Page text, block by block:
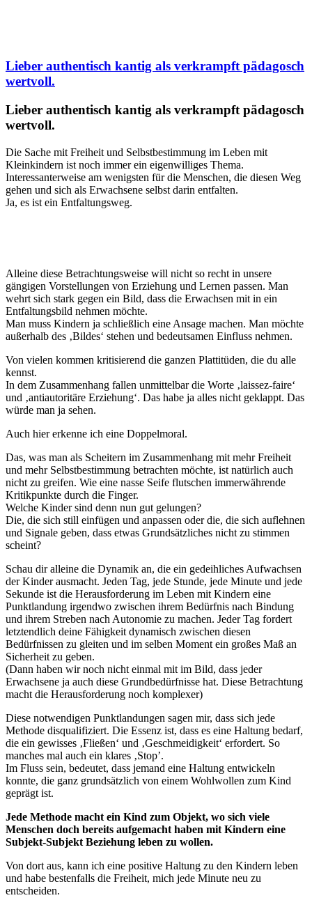
Lieber authentisch kantig als verkrampft pädagosch
wertvoll.
Lieber authentisch kantig als verkrampft pädagosch
wertvoll.
Die Sache mit Freiheit und Selbstbestimmung im Leben mit
Kleinkindern ist noch immer ein eigenwilliges Thema.
Interessanterweise am wenigsten für die Menschen, die diesen Weg
gehen und sich als Erwachsene selbst darin entfalten.
Ja, es ist ein Entfaltungsweg.
Alleine diese Betrachtungsweise will nicht so recht in unsere
gängigen Vorstellungen von Erziehung und Lernen passen. Man
wehrt sich stark gegen ein Bild, dass die Erwachsen mit in ein
Entfaltungsbild nehmen möchte.
Man muss Kindern ja schließlich eine Ansage machen. Man möchte
außerhalb des ‚Bildes‘ stehen und bedeutsamen Einfluss nehmen.
Von vielen kommen kritisierend die ganzen Plattitüden, die du alle
kennst.
In dem Zusammenhang fallen unmittelbar die Worte ‚laissez-faire‘
und ‚antiautoritäre Erziehung‘. Das habe ja alles nicht geklappt. Das
würde man ja sehen.
Auch hier erkenne ich eine Doppelmoral.
Das, was man als Scheitern im Zusammenhang mit mehr Freiheit
und mehr Selbstbestimmung betrachten möchte, ist natürlich auch
nicht zu greifen. Wie eine nasse Seife flutschen immerwährende
Kritikpunkte durch die Finger.
Welche Kinder sind denn nun gut gelungen?
Die, die sich still einfügen und anpassen oder die, die sich auflehnen
und Signale geben, dass etwas Grundsätzliches nicht zu stimmen
scheint?
Schau dir alleine die Dynamik an, die ein gedeihliches Aufwachsen
der Kinder ausmacht. Jeden Tag, jede Stunde, jede Minute und jede
Sekunde ist die Herausforderung im Leben mit Kindern eine
Punktlandung irgendwo zwischen ihrem Bedürfnis nach Bindung
und ihrem Streben nach Autonomie zu machen. Jeder Tag fordert
letztendlich deine Fähigkeit dynamisch zwischen diesen
Bedürfnissen zu gleiten und im selben Moment ein großes Maß an
Sicherheit zu geben.
(Dann haben wir noch nicht einmal mit im Bild, dass jeder
Erwachsene ja auch diese Grundbedürfnisse hat. Diese Betrachtung
macht die Herausforderung noch komplexer)
Diese notwendigen Punktlandungen sagen mir, dass sich jede
Methode disqualifiziert. Die Essenz ist, dass es eine Haltung bedarf,
die ein gewisses ‚Fließen‘ und ‚Geschmeidigkeit‘ erfordert. So
manches mal auch ein klares ‚Stop’.
Im Fluss sein, bedeutet, dass jemand eine Haltung entwickeln
konnte, die ganz grundsätzlich von einem Wohlwollen zum Kind
geprägt ist.
Jede Methode macht ein Kind zum Objekt, wo sich viele
Menschen doch bereits aufgemacht haben mit Kindern eine
Subjekt-Subjekt Beziehung leben zu wollen.
Von dort aus, kann ich eine positive Haltung zu den Kindern leben
und habe bestenfalls die Freiheit, mich jede Minute neu zu
entscheiden.